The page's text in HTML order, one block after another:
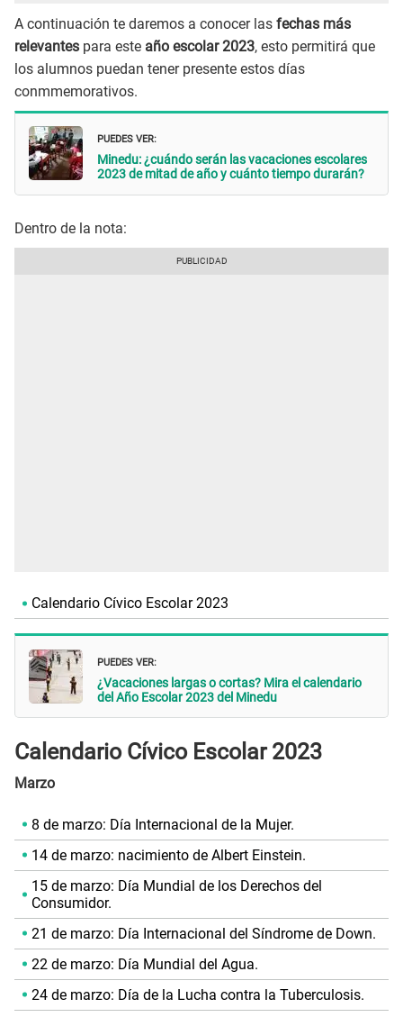
A continuación te daremos a conocer las fechas más
relevantes para este año escolar 2023, esto permitirá que
los alumnos puedan tener presente estos días
conmmemorativos.
PUEDES VER:
Minedu: ¿cuándo serán las vacaciones escolares
2023 de mitad de año y cuánto tiempo durarán?
Dentro de la nota:
Calendario Cívico Escolar 2023
PUEDES VER:
¿Vacaciones largas o cortas? Mira el calendario
del Año Escolar 2023 del Minedu
Calendario Cívico Escolar 2023
Marzo
8 de marzo: Día Internacional de la Mujer.
14 de marzo: nacimiento de Albert Einstein.
15 de marzo: Día Mundial de los Derechos del
Consumidor.
21 de marzo: Día Internacional del Síndrome de Down.
22 de marzo: Día Mundial del Agua.
24 de marzo: Día de la Lucha contra la Tuberculosis.